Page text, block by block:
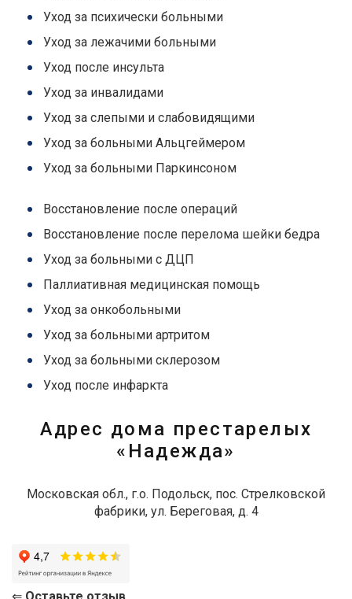
Уход за психически больными
Уход за лежачими больными
Уход после инсульта
Уход за инвалидами
Уход за слепыми и слабовидящими
Уход за больными Альцгеймером
Уход за больными Паркинсоном
Восстановление после операций
Восстановление после перелома шейки бедра
Уход за больными с ДЦП
Паллиативная медицинская помощь
Уход за онкобольными
Уход за больными артритом
Уход за больными склерозом
Уход после инфаркта
Адрес дома престарелых
«Надежда»
Московская обл., г.о. Подольск, пос. Стрелковской
фабрики, ул. Береговая, д. 4